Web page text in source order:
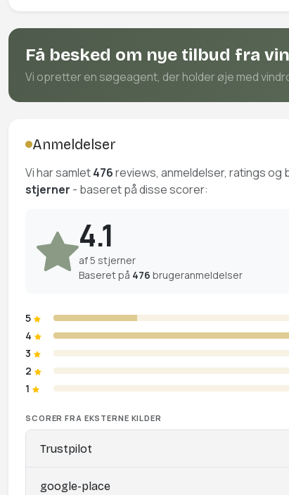
Få besked om nye tilbud fra
Vi opretter en søgeagent, der holder øje med
Anmeldelser
Vi har samlet476reviews, anmeldelser, ratings og
stjerner - baseret på disse scorer:
4.1
af 5 stjerner
Baseret på 476 brugeranmeldelser
5
4
3
2
1
SCORER FRA EKSTERNE KILDER
Trustpilot
google-place